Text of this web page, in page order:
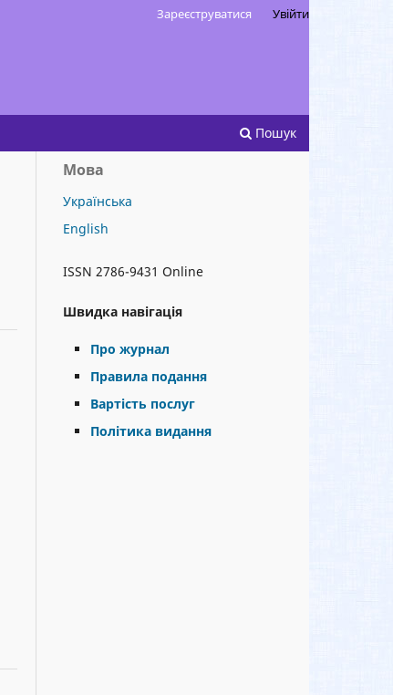
Пошук
Зареєструватися Увійти
Мова
Українська
English
ISSN 2786-9431 Online
Швидка навігація
Про журнал
Правила подання
Вартість послуг
Політика видання